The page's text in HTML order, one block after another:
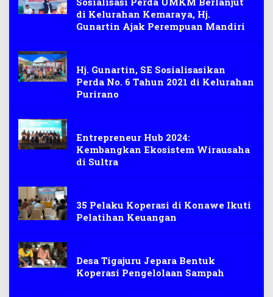
di Kelurahan Kemaraya, Hj.
Gunartin Ajak Perempuan Mandiri
Hj. Gunartin, SE Sosialisasikan
Perda No. 6 Tahun 2021 di Kelurahan
Purirano
Entrepreneur Hub 2024:
Kembangkan Ekosistem Wirausaha
di Sultra
35 Pelaku Koperasi di Konawe Ikuti
Pelatihan Keuangan
Desa Tigajuru Jepara Bentuk
Koperasi Pengelolaan Sampah